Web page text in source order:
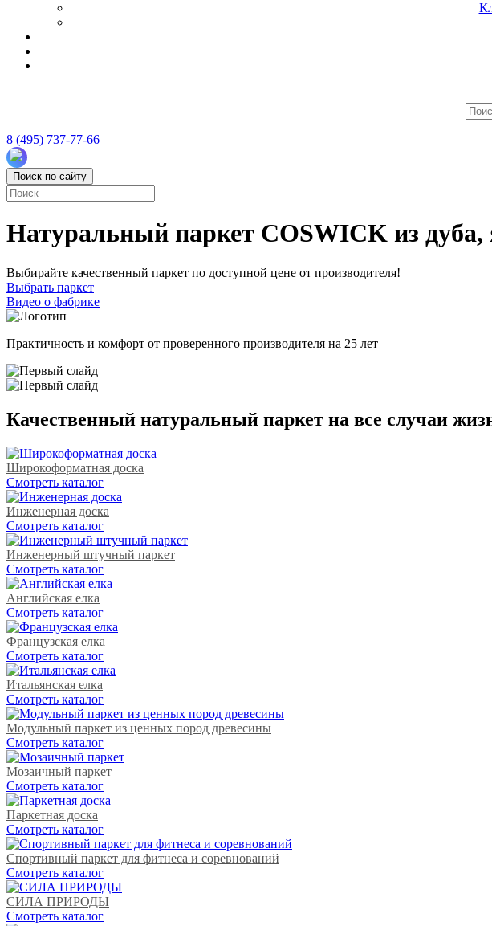
8 (495) 737-77-66
Поиск по сайту
Натуральный паркет COSWICK из дуба,
Выбирайте качественный паркет по доступной цене от производителя!
Выбрать паркет
Видео о фабрике
Практичность и комфорт от проверенного производителя на 25 лет
Качественный натуральный паркет на все случаи
Широкоформатная доска
Cмотреть каталог
Инженерная доска
Cмотреть каталог
Инженерный штучный паркет
Cмотреть каталог
Английская елка
Cмотреть каталог
Французская елка
Cмотреть каталог
Итальянская елка
Cмотреть каталог
Модульный паркет из ценных пород древесины
Cмотреть каталог
Мозаичный паркет
Cмотреть каталог
Паркетная доска
Cмотреть каталог
Спортивный паркет для фитнеса и соревнований
Cмотреть каталог
СИЛА ПРИРОДЫ
Cмотреть каталог